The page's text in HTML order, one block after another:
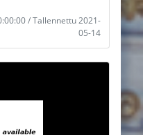
/ Tallennettu 2021-
05-14